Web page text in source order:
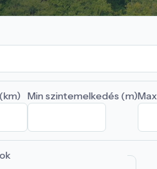
Min szintemelkedés (m)